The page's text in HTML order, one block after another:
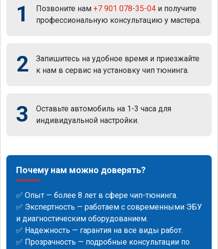
1 Позвоните нам +7 901 078-35-04 и получите
профессиональную консультацию у мастера.
2
Запишитесь на удобное время и приезжайте
к нам в сервис на установку чип тюнинга.
3
Оставьте автомобиль на 1-3 часа для
индивидуальной настройки.
Почему нам можно доверять?
✅ Опыт — более 8 лет в сфере чип-тюнинга.
✅ Экспертность — работаем с современными ЭБУ
и диагностическим оборудованием.
✅ Надежность — гарантия на все виды работ.
✅ Прозрачность — подробные консультации по